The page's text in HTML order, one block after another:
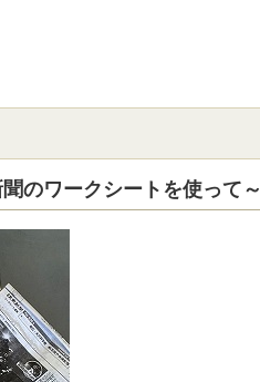
のワークシートを使って～